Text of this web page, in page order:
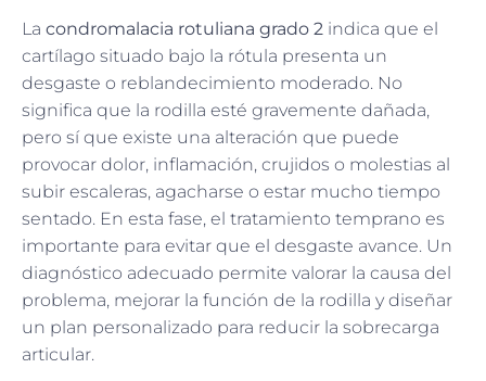
La condromalacia rotuliana grado 2 indica que el
cartílago situado bajo la rótula presenta un
desgaste o reblandecimiento moderado. No
significa que la rodilla esté gravemente dañada,
pero sí que existe una alteración que puede
provocar dolor, inflamación, crujidos o molestias al
subir escaleras, agacharse o estar mucho tiempo
sentado. En esta fase, el tratamiento temprano es
importante para evitar que el desgaste avance. Un
diagnóstico adecuado permite valorar la causa del
problema, mejorar la función de la rodilla y diseñar
un plan personalizado para reducir la sobrecarga
articular.